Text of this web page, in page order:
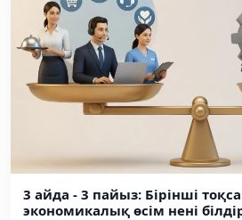
3 айда - 3 пайыз: Бірінші
экономикалық өсім нені